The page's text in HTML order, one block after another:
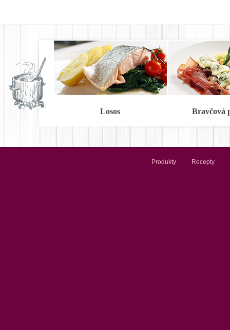
Losos Bravčová
Produkty Recepty